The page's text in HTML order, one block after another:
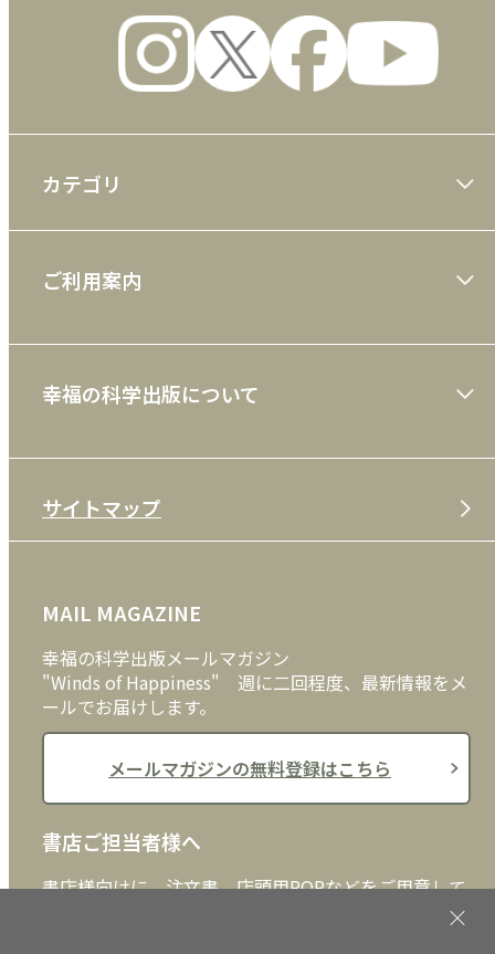
カテゴリ
雑誌
CD
DVD・ブルーレイ
外国語
ご利用案内
利用規約
特定商取引法
プライバシーポリシー
クッキーポリシー
幸福の科学出版について
メディア・ライブラリー
サイトマップ
MAIL MAGAZINE
幸福の科学出版メールマガジン
"Winds of Happiness" 週に二回程度、最新情報をメ
ールでお届けします。
メールマガジンの無料登録はこちら
書店ご担当者様へ
書店様向けに、注文書、店頭用POPなどをご用意して